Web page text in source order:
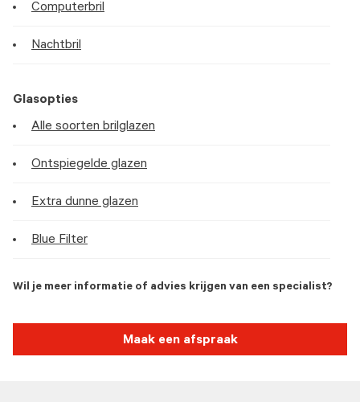
Computerbril
Nachtbril
Glasopties
Alle soorten brilglazen
Ontspiegelde glazen
Extra dunne glazen
Blue Filter
Wil je meer informatie of advies krijgen van een specialist?
Maak een afspraak